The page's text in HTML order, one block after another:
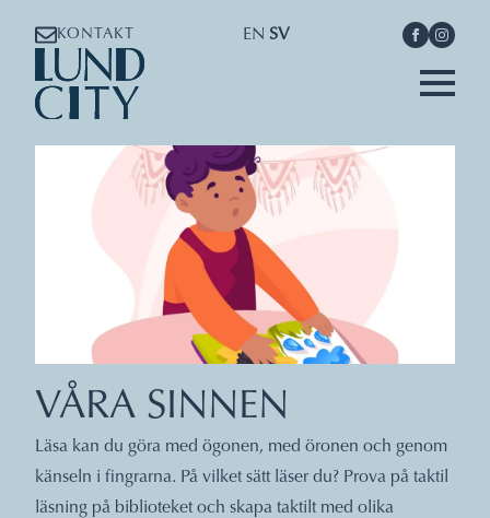
KONTAKT EN SV
VÅRA SINNEN
Läsa kan du göra med ögonen, med öronen och genom
känseln i fingrarna. På vilket sätt läser du? Prova på taktil
läsning på biblioteket och skapa taktilt med olika